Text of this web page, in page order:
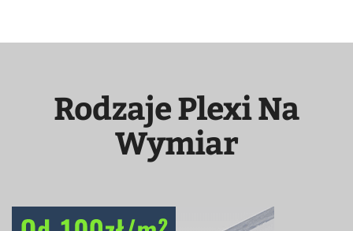
Rodzaje Plexi Na
Wymiar